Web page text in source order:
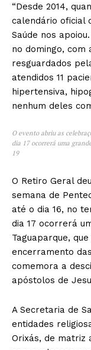
“Desde 2014,
calendário oficial
Saúde nos
no domingo, com
resguardados
atendidos 11
hipertensiva,
nenhum deles
O evento abriu as
dia 17 ocorrerá uma
19
O Retiro Geral
semana de
até o dia 16, no
dia 17 ocorrerá
Taguaparque,
encerramento
comemora a
apóstolos de
A Secretaria de
entidades
Orixás, de matriz